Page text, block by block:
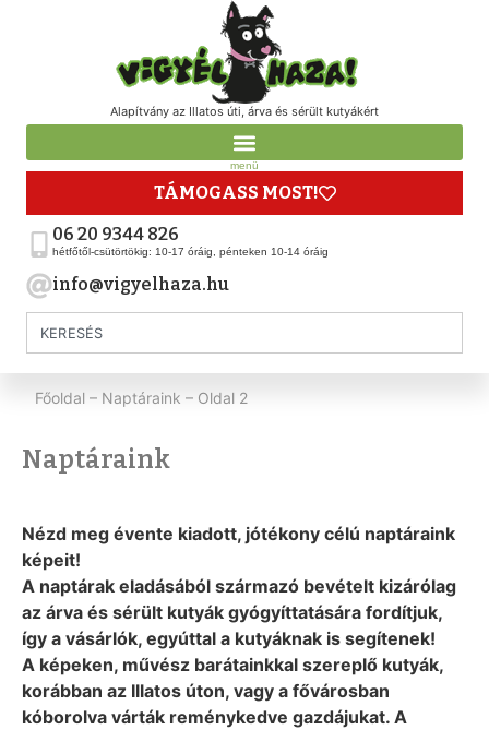
Alapítvány az Illatos úti, árva és sérült kutyákért
menü
TÁMOGASS MOST!
06 20 9344 826
hétfőtől-csütörtökig: 10-17 óráig, pénteken 10-14 óráig
info@vigyelhaza.hu
Főoldal – Naptáraink – Oldal 2
Naptáraink
Nézd meg évente kiadott, jótékony célú naptáraink
képeit!
A naptárak eladásából származó bevételt kizárólag
az árva és sérült kutyák gyógyíttatására fordítjuk,
így a vásárlók, egyúttal a kutyáknak is segítenek!
A képeken, művész barátainkkal szereplő kutyák,
korábban az Illatos úton, vagy a fővárosban
kóborolva várták reménykedve gazdájukat. A